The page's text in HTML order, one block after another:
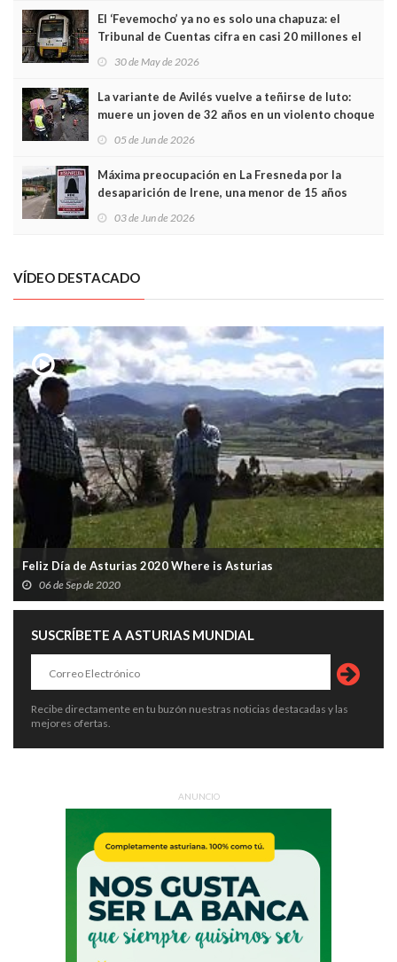
El ‘Fevemocho’ ya no es solo una chapuza: el
Tribunal de Cuentas cifra en casi 20 millones el
sobrecoste de los trenes que no cabían por los
30 de May de 2026
La variante de Avilés vuelve a teñirse de luto:
muere un joven de 32 años en un violento choque
frontal
05 de Jun de 2026
Máxima preocupación en La Fresneda por la
desaparición de Irene, una menor de 15 años
03 de Jun de 2026
VÍDEO DESTACADO
Feliz Día de Asturias 2020 Where is Asturias
06 de Sep de 2020
SUSCRÍBETE A ASTURIAS MUNDIAL
Recibe directamente en tu buzón nuestras noticias destacadas y las
mejores ofertas.
ANUNCIO